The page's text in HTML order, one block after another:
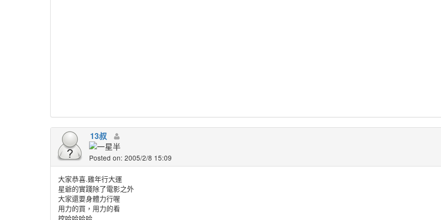
13叔
Posted on: 2005/2/8 15:09
大家恭喜.雞年行大運
星爺的實踐除了電影之外
大家還要身體力行喔
用力的買，用力的看
挖哈哈哈哈